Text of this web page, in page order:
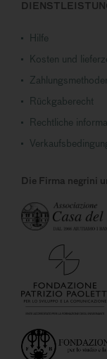
Hilfe
Kosten und
Rückgaberecht
Rechtliche
Die Firma negrini